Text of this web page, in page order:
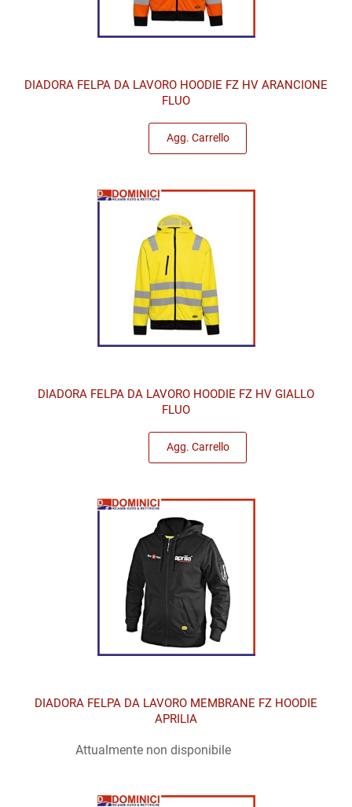
DIADORA FELPA DA LAVORO HOODIE FZ HV ARANCIONE
FLUO
Quantità
Agg. Carrello
DIADORA FELPA DA LAVORO HOODIE FZ HV GIALLO
FLUO
Quantità
Agg. Carrello
DIADORA FELPA DA LAVORO MEMBRANE FZ HOODIE
APRILIA
Attualmente non disponibile